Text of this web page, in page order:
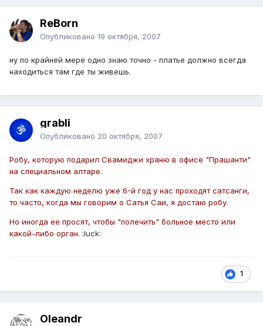
ReBorn
Опубликовано 19 октября, 2007
ну по крайней мере одно знаю точно - платье должно всегда
находиться там где ты живешь.
grabli
Опубликовано 20 октября, 2007
Робу, которую подарил Свамиджи храню в офисе "Прашанти"
на специальном алтаре.
Так как каждую неделю уже 6-й год у нас проходят сатсанги,
то часто, когда мы говорим о Сатья Саи, я достаю робу.
Но иногда ее просят, чтобы "полечить" больное место или
какой-либо орган. :luck:
1
Oleandr